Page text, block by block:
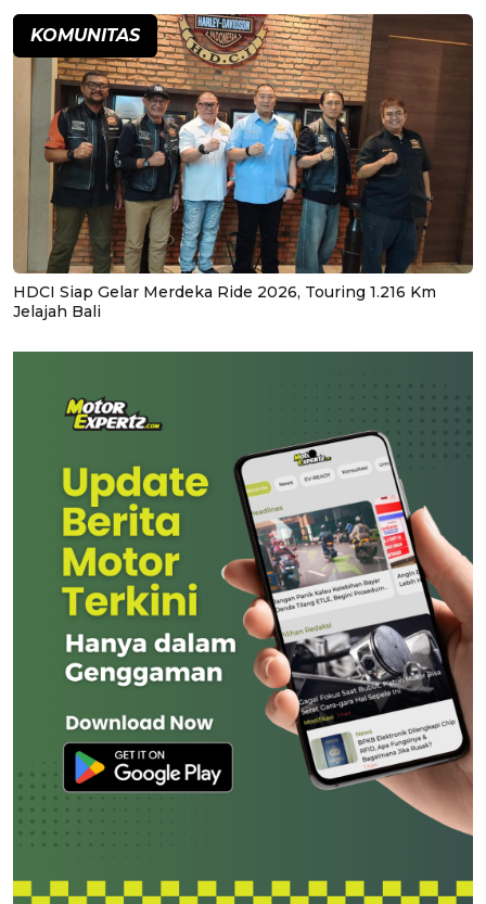
KOMUNITAS
HDCI Siap Gelar Merdeka Ride 2026, Touring 1.216 Km
Jelajah Bali